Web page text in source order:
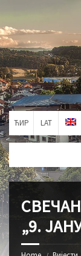
ЋИР LAT
„9.